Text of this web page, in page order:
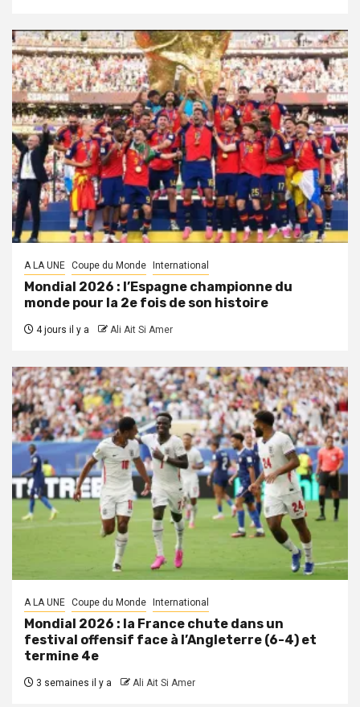
A LA UNE Coupe du Monde International
Mondial 2026 : l’Espagne championne du
monde pour la 2e fois de son histoire
4 jours il y a Ali Ait Si Amer
A LA UNE Coupe du Monde International
Mondial 2026 : la France chute dans un
festival offensif face à l’Angleterre (6-4) et
termine 4e
3 semaines il y a Ali Ait Si Amer